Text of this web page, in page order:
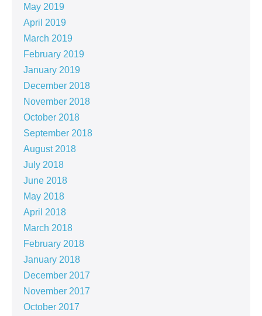
May 2019
April 2019
March 2019
February 2019
January 2019
December 2018
November 2018
October 2018
September 2018
August 2018
July 2018
June 2018
May 2018
April 2018
March 2018
February 2018
January 2018
December 2017
November 2017
October 2017